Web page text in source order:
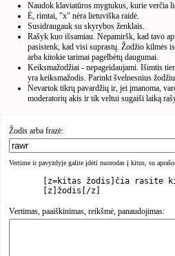
Naudok klaviatūros mygtukus, kurie verčia
Ė, rimtai, "x" nėra lietuviška raidė.
Susidraugauk su skyrybos ženklais.
Rašyk kuo išsamiau. Nepamiršk, kad tavo
pasistenk, kad visi suprastų. Žodžio kilmės
arba kitokie tarimai pagelbėtų daugumai.
Keiksmažodžiai - nepageidaujami. Išimtis
yra keiksmažodis. Parinkt švelnesnius
Nevartok tikrų pavardžių ir, jei įmanoma,
moderatorių akis ir tik veltui sugaiši laiką
Žodis arba frazė:
Vertime ir pavyzdyje galite įdėti nuorodas į kitus, su
Vertimas, paaiškinimas, reikšmė, panaudojimas: